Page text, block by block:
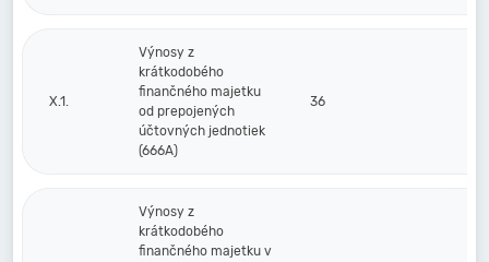
X.1.
Výnosy z
krátkodobého
finančného majetku
od prepojených
účtovných jednotiek
(666A)
36
Výnosy z
krátkodobého
finančného majetku v